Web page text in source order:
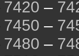
7420 –
7450 –
7480 –